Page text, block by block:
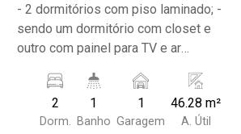
- 2 dormitórios com piso laminado; -
sendo um dormitório com closet e
outro com painel para TV e ar
Cozinha americana planejada (nova
bancada e pia); - Área de serviço
integrada; - Banheiro social reformado
2
Dorm.
1
Banho
1
Garagem
46.28 m²
A. Útil